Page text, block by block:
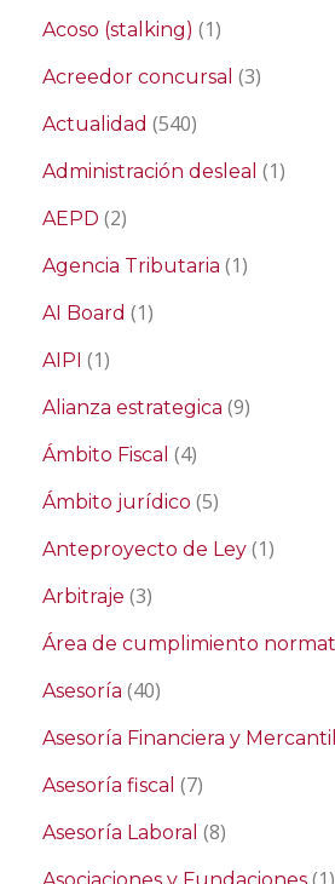
Acoso (stalking) (1)
Acreedor concursal (3)
Actualidad (540)
Administración desleal (1)
AEPD (2)
Agencia Tributaria (1)
AI Board (1)
AIPI (1)
Alianza estrategica (9)
Ámbito Fiscal (4)
Ámbito jurídico (5)
Anteproyecto de Ley (1)
Arbitraje (3)
Área de cumplimiento
Asesoría (40)
Asesoría Financiera y Mercantil
Asesoría fiscal (7)
Asesoría Laboral (8)
Asociaciones y Fundaciones (1)